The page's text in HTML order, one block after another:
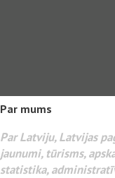
Par mums
Par Latviju, Latvijas
jaunumi, tūrisms,
statistika,